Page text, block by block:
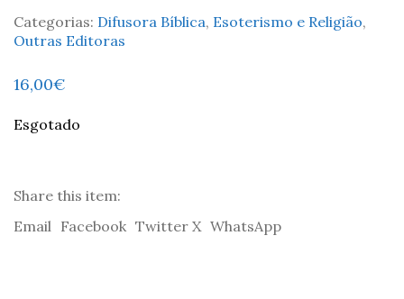
Categorias: Difusora Bíblica, Esoterismo e Religião,
Outras Editoras
16,00€
Esgotado
Share this item:
Email Facebook Twitter X WhatsApp